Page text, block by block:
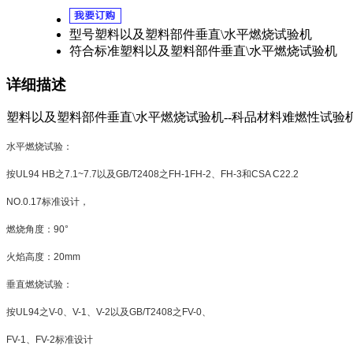
型号塑料以及塑料部件垂直\水平燃烧试验机
符合标准塑料以及塑料部件垂直\水平燃烧试验机
详细描述
塑料以及塑料部件垂直\水平燃烧试验机--科品材料难燃性试验
水平燃烧试验：
按UL94 HB之7.1~7.7 以及GB/T2408之 FH-1FH-2、 FH-3和CSA C22.2
NO.0.17标准设计，
燃烧角度： 90°
火焰高度： 20mm
垂直燃烧试验：
按UL94之V-0、 V-1、 V-2 以及GB/T2408之 FV-0、
FV-1、 FV-2标准设计